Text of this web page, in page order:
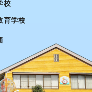
校
育学校